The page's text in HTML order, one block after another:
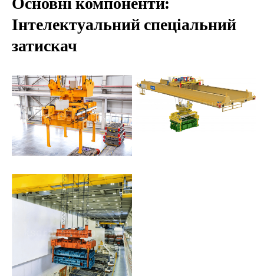
Інтелектуальний спеціальний
затискач